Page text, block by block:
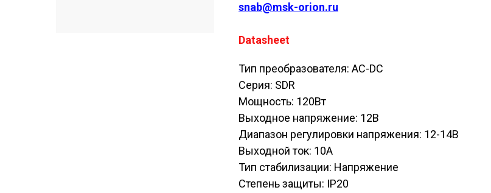
snab@msk-orion.ru
Datasheet
Тип преобразователя: AC-DC
Серия: SDR
Мощность: 120Вт
Выходное напряжение: 12В
Диапазон регулировки напряжения: 12-14В
Выходной ток: 10А
Тип стабилизации: Напряжение
Степень защиты: IP20